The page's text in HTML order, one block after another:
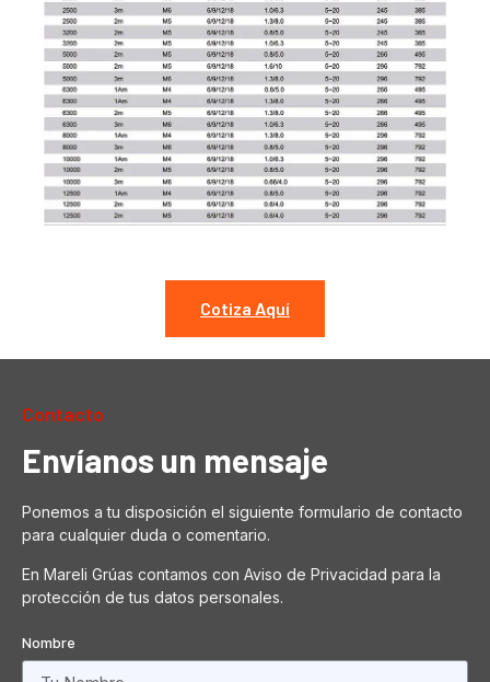
Cotiza Aquí
Contacto
Envíanos un mensaje
Ponemos a tu disposición el siguiente formulario de contacto
para cualquier duda o comentario.
En Mareli Grúas contamos con Aviso de Privacidad para la
protección de tus datos personales.
Nombre